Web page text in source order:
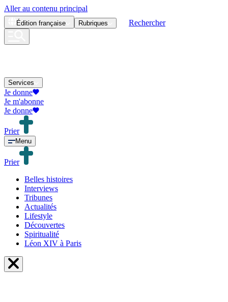
Aller au contenu principal
Édition française Rubriques Rechercher
Services
Je donne
Je m'abonne
Je donne
Prier
Menu
Prier
Belles histoires
Interviews
Tribunes
Actualités
Lifestyle
Découvertes
Spiritualité
Léon XIV à Paris